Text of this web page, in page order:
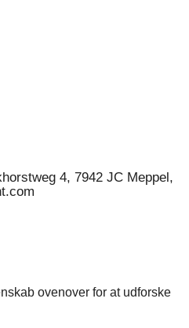
4, 7942 JC Meppel,
ovenover for at udforske